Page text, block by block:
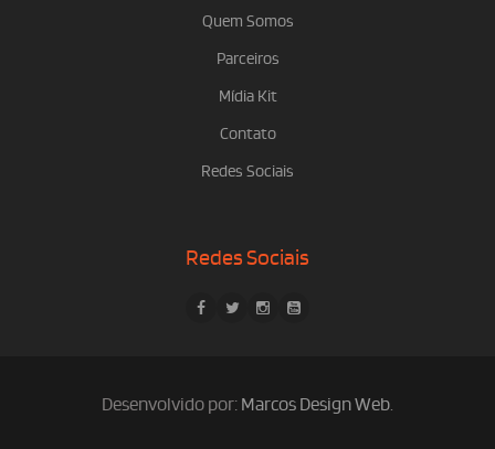
Quem Somos
Parceiros
Mídia Kit
Contato
Redes Sociais
Redes Sociais
Desenvolvido por: Marcos Design Web.